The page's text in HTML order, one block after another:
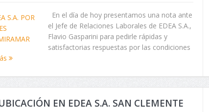
En el día de hoy presentamos una nota ante
el Jefe de Relaciones Laborales de EDEA S.A.,
Flavio Gasparini para pedirle rápidas y
satisfactorias respuestas por las condiciones
EN EDEA S.A. SAN CLEMENTE